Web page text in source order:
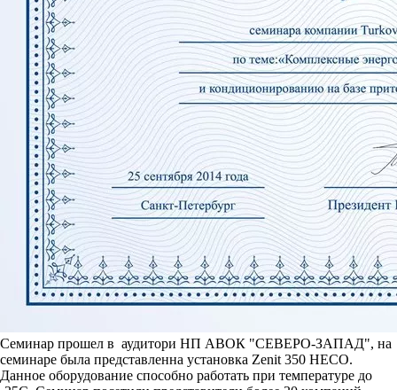
Семинар прошел в аудитори НП АВОК "СЕВЕРО-ЗАПАД", на
семинаре была представленна установка Zenit 350 HECO.
Данное оборудование способно работать при температуре до